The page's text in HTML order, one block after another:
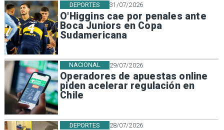
31/07/2026
O'Higgins cae por penales ante
Boca Juniors en Copa
Sudamericana
DEPORTES
29/07/2026
Operadores de apuestas online
piden acelerar regulación en
Chile
NACIONAL
28/07/2026
DEPORTES